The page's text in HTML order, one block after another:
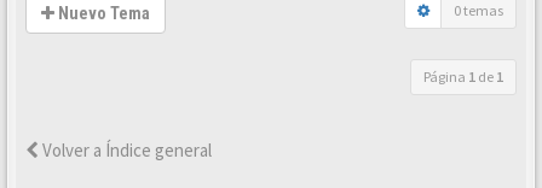
Nuevo Tema 0 temas
Página 1 de 1
Volver a Índice general